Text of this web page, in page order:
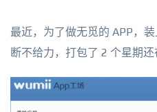
最近，为了做无觅的 APP，
断不给力，打包了 2 个星期